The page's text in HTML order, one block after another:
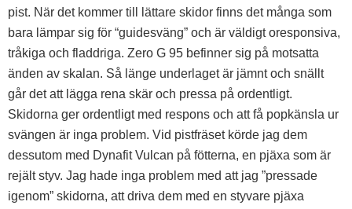
pist. När det kommer till lättare skidor finns det många som
bara lämpar sig för “guidesväng” och är väldigt oresponsiva,
tråkiga och fladdriga. Zero G 95 befinner sig på motsatta
änden av skalan. Så länge underlaget är jämnt och snällt
går det att lägga rena skär och pressa på ordentligt.
Skidorna ger ordentligt med respons och att få popkänsla ur
svängen är inga problem. Vid pistfräset körde jag dem
dessutom med Dynafit Vulcan på fötterna, en pjäxa som är
rejält styv. Jag hade inga problem med att jag ”pressade
igenom” skidorna, att driva dem med en styvare pjäxa